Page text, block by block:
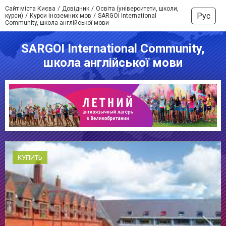
Сайт міста Києва Довідник
Освіта (університети, школи,
курси)
Курси іноземних мов
SARGOI International
Community, школа англійської мови
Рус
SARGOI International Community,
школа англійської мови
КУПИТЬ